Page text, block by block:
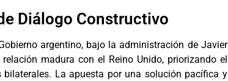
Diálogo Constructivo
argentino, bajo la administración de Javier
madura con el Reino Unido, priorizando el
La apuesta por una solución pacífica y